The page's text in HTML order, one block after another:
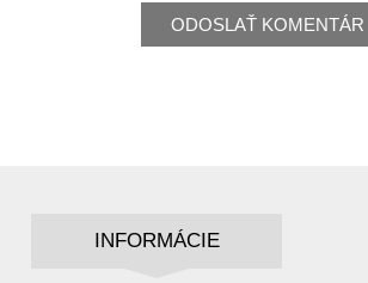
ODOSLAŤ KOMENTÁR
INFORMÁCIE